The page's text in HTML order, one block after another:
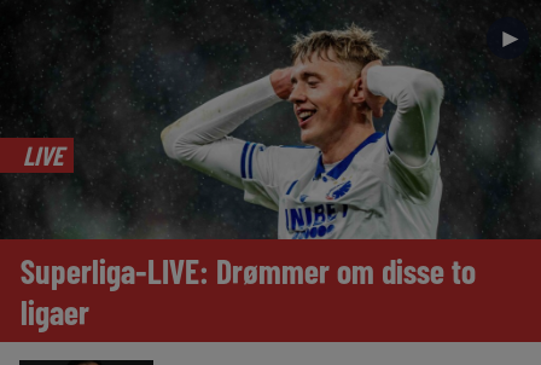
►
LIVE
Superliga-LIVE: Drømmer om disse to
ligaer